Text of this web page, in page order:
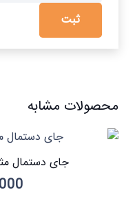
محصولات مشابه
جای دستمال